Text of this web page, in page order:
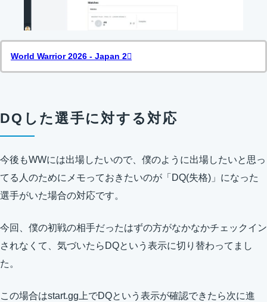
World Warrior 2026 - Japan 2
DQした選手に対する対応
今後もWWには出場したいので、僕のように出場したいと思っ
てる人のためにメモっておきたいのが「DQ(失格)」になった
選手がいた場合の対応です。
今回、僕の初戦の相手だったはずの方がなかなかチェックイン
されなくて、気づいたらDQという表示に切り替わってまし
た。
この場合はstart.gg上でDQという表示が確認できたら次に進